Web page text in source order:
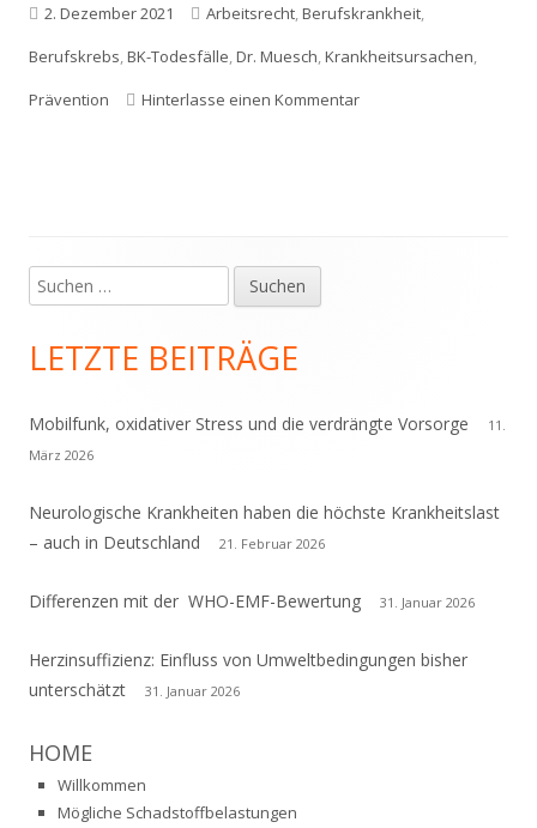
Veröffentlicht
am
2. Dezember 2021 Schlagwörter
Arbeitsrecht,Berufskrankheit,
Berufskrebs,BK-Todesfälle,Dr. Muesch,Krankheitsursachen,
Prävention
Hinterlasse einen Kommentarzu
Haupt-
Seitenleiste
Suchen
nach:
LETZTE BEITRÄGE
Mobilfunk, oxidativer Stress und die verdrängte Vorsorge
11.
März 2026
Neurologische Krankheiten haben die höchste Krankheitslast
– auch in Deutschland
21. Februar 2026
Differenzen mit der WHO-EMF-Bewertung 31. Januar 2026
Herzinsuffizienz: Einfluss von Umweltbedingungen bisher
unterschätzt
31. Januar 2026
HOME
Willkommen
Mögliche Schadstoffbelastungen